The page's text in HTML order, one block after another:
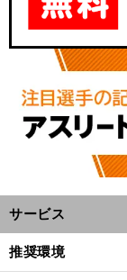
サービス
推奨環境